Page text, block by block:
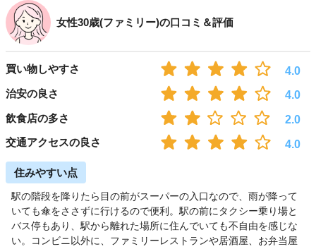
女性30歳(ファミリー)の口コミ＆評価
買い物しやすさ
4.0
治安の良さ
4.0
飲食店の多さ
2.0
交通アクセスの良さ
4.0
住みやすい点
駅の階段を降りたら目の前がスーパーの入口なので、雨が降って
いても傘をささずに行けるので便利。駅の前にタクシー乗り場と
バス停もあり、駅から離れた場所に住んでいても不自由を感じな
い。コンビニ以外に、ファミリーレストランや居酒屋、お弁当屋